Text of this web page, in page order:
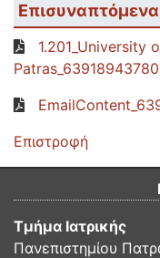
Επισυναπτόμενα
1.201_University
Επιστροφή
Τμήμα Ιατρικής
Πανεπιστημίου